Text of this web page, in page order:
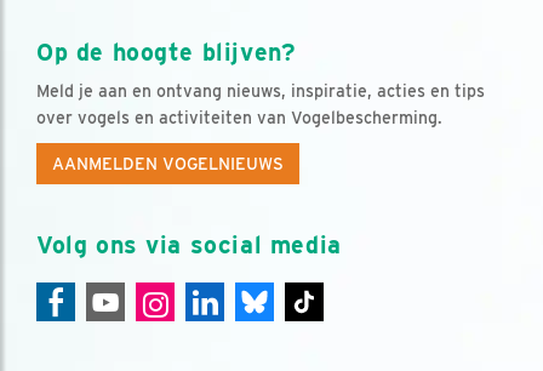
Op de hoogte blijven?
Meld je aan en ontvang nieuws, inspiratie, acties en tips
over vogels en activiteiten van Vogelbescherming.
AANMELDEN VOGELNIEUWS
Volg ons via social media